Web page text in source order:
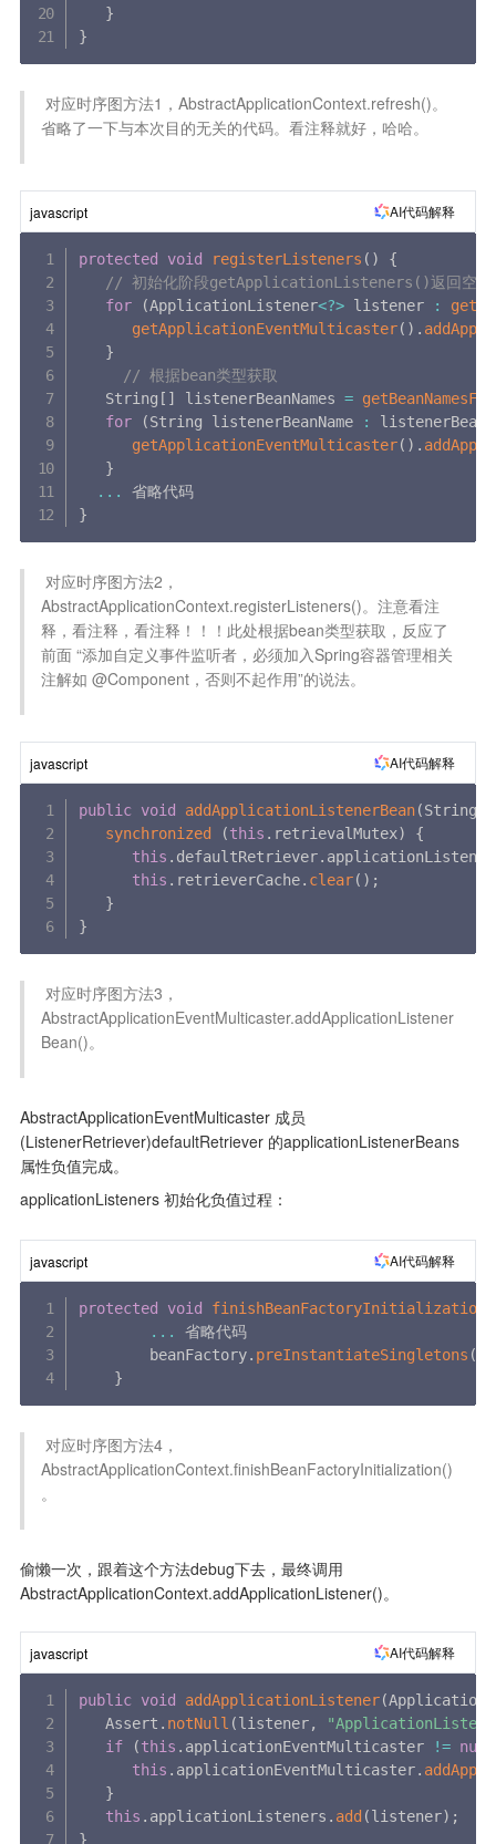
}
}
省略了一下与本次目的无关的代码。看注释就好，哈哈。
javascript AI代码解释
protected void registerListeners ( )
{
// 初始化阶段getApplicationListeners()返回空列
for
(ApplicationListener<?> listener :
getApplicationEventMulticaster( ) .
}
// 根据bean类型获取
   String
[ ] listenerBeanNames =
for
(String listenerBeanName :
getApplicationEventMulticaster( ) .
}
...
}
AbstractApplicationContext.registerListeners()。注意看注
释，看注释，看注释！！！此处根据bean类型获取，反应了
前面 “添加自定义事件监听者，必须加入Spring容器管理相关
注解如 @Component，否则不起作用”的说法。
javascript AI代码解释
public void addApplicationListenerBean(String
synchronized
(this . retrievalMutex)
{
this . defaultRetriever.
this . retrieverCache. clear( ) ;
}
}
AbstractApplicationEventMulticaster.addApplicationListener
Bean()。
AbstractApplicationEventMulticaster 成员
(ListenerRetriever)defaultRetriever 的applicationListenerBeans
属性负值完成。
applicationListeners 初始化负值过程：
javascript AI代码解释
protected void finishBeanFactoryInitialization
...
省略代码
        beanFactory
. preInstantiateSingletons (
}
AbstractApplicationContext.finishBeanFactoryInitialization()
。
偷懒一次，跟着这个方法debug下去，最终调用
AbstractApplicationContext.addApplicationListener()。
javascript AI代码解释
public void addApplicationListener(
   Assert
. notNull (listener,
if
(this . applicationEventMulticaster != null
this . applicationEventMulticaster.
}
this . applicationListeners . add (listener) ;
}